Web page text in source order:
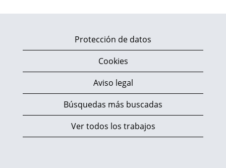
Protección de datos
Cookies
Aviso legal
Búsquedas más buscadas
Ver todos los trabajos